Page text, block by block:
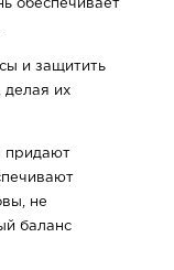
обеспечивает
и защитить
делая их
придают
не
баланс